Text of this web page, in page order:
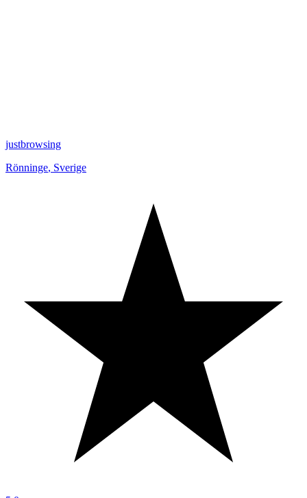
justbrowsing
Rönninge, Sverige